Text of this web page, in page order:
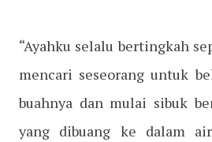
“Ayahku selalu bertingkah
mencari seseorang untuk
buahnya dan mulai sibuk
yang dibuang ke dalam